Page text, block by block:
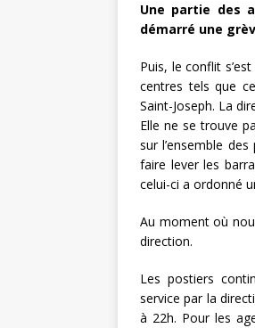
Une partie des
démarré une
Puis, le conflit
centres tels que
Saint-Joseph. La
Elle ne se trouve
sur l’ensemble
faire lever les
celui-ci a ordonné
Au moment où
direction.
Les postiers
service par la
à 22h. Pour les